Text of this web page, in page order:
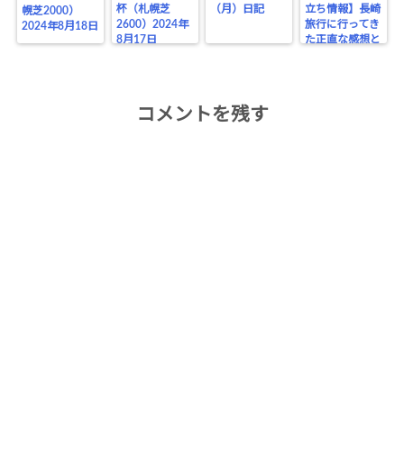
幌芝2000）
2024年8月18日
杯（札幌芝
2600）2024年
8月17日
（月）日記
立ち情報】長崎
旅行に行ってき
た正直な感想と
コメントを残す